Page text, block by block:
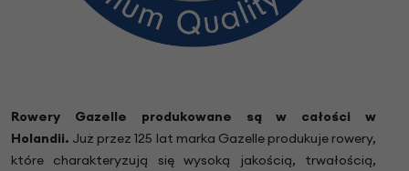
Rowery Gazelle produkowane są w całości w
Holandii. Już przez 125 lat marka Gazelle produkuje rowery,
które charakteryzują się wysoką jakością, trwałością,